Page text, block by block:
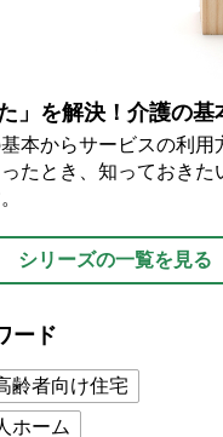
」を解決！介護の基
本からサービスの利用
たとき、知っておきた
シリーズの一覧を見る
ード
齢者向け住宅
ホーム